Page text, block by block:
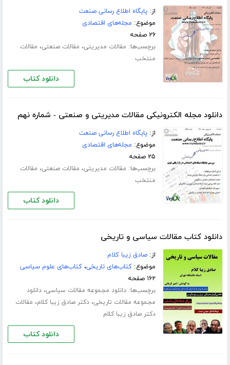
از:پایگاه اطلاع رسانی صنعت
موضوع: مجله‌های اقتصادی
۲۶ صفحه
برچسب‌ها: مقالات مدیریتی، مقالات صنعتی، مقالات
منتخب
دانلود کتاب
دانلود مجله الکترونیکی مقالات مدیریتی و صنعتی - شماره نهم
از:پایگاه اطلاع رسانی صنعت
موضوع: مجله‌های اقتصادی
۲۵ صفحه
برچسب‌ها: مقالات مدیریتی، مقالات صنعتی، مقالات
منتخب
دانلود کتاب
دانلود کتاب مقالات سیاسی و تاریخی
از:صادق زیبا کلام
موضوع:کتاب‌های تاریخی،کتاب‌های علوم سیاسی
۱۶۲ صفحه
برچسب‌ها:دانلود مجموعه مقالات سیاسی،دانلود
مجموعه مقالات تاریخی،دکتر صادق زیبا کلام، مقالات
دکتر صادق زیبا کلام
دانلود کتاب